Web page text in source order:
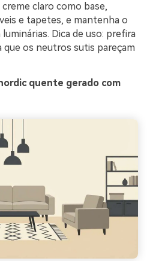
claro como base,
e tapetes, e mantenha o
Dica de uso: prefira
os neutros sutis pareçam
quente gerado com